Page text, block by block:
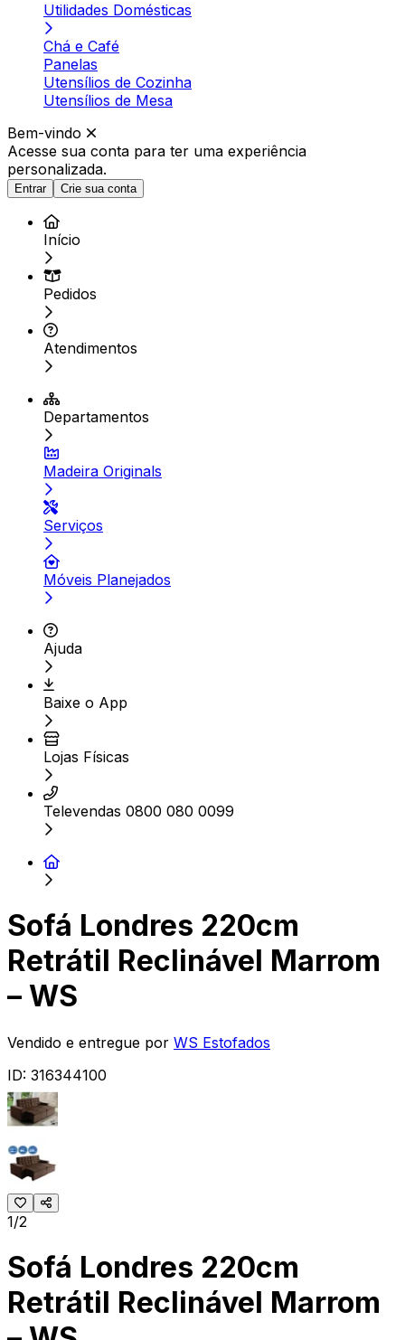
Utilidades Domésticas
Chá e Café
Panelas
Utensílios de Cozinha
Utensílios de Mesa
Bem-vindo
Acesse sua conta para ter uma experiência
personalizada.
Entrar Crie sua conta
Início
Pedidos
Atendimentos
Departamentos
Madeira Originals
Serviços
Móveis Planejados
Ajuda
Baixe o App
Lojas Físicas
Televendas 0800 080 0099
Sofá Londres 220cm
Retrátil Reclinável Marrom
– WS
Vendido e entregue por WS Estofados
ID: 316344100
1/2
Sofá Londres 220cm
Retrátil Reclinável Marrom